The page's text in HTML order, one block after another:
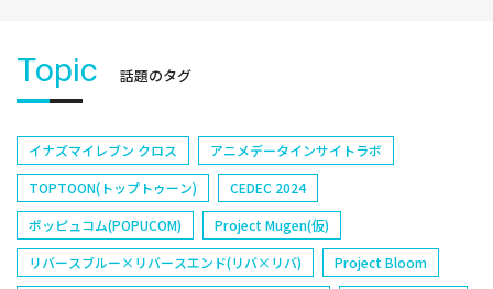
Topic 話題のタグ
イナズマイレブン クロス
アニメデータインサイトラボ
TOPTOON(トップトゥーン)
CEDEC 2024
ポッピュコム(POPUCOM)
Project Mugen(仮)
リバースブルー×リバースエンド(リバ×リバ)
Project Bloom